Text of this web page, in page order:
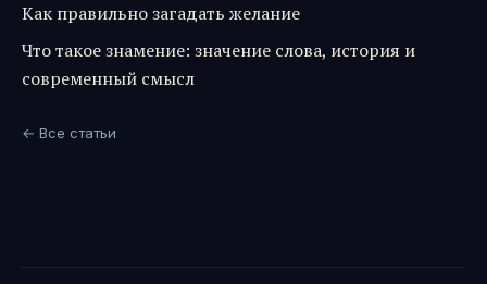
Как правильно загадать желание
Что такое знамение: значение слова, история и
современный смысл
← Все статьи